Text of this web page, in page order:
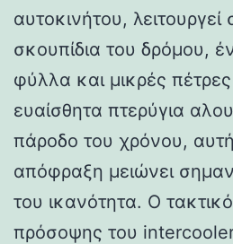
αυτοκινήτου,
σκουπίδια του δρόμου,
φύλλα και μικρές
ευαίσθητα πτερύγια
πάροδο του χρόνου,
απόφραξη μειώνει
του ικανότητα. Ο
πρόσοψης του